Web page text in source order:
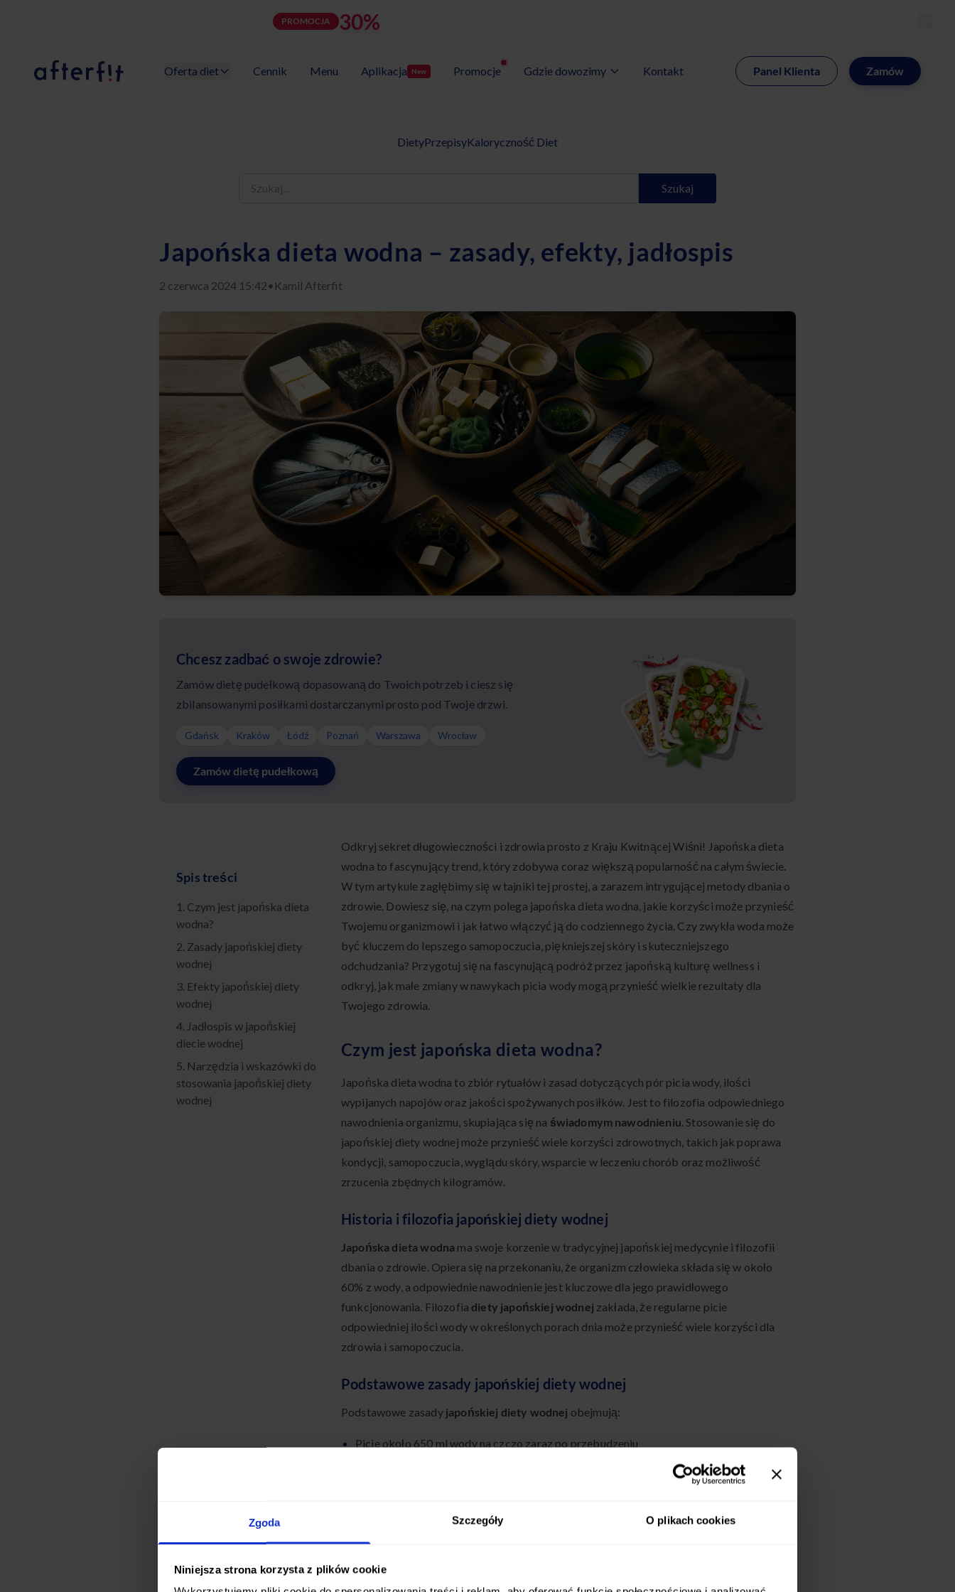
Zgoda Szczegóły O plikach cookies
Niniejsza strona korzysta z plików cookie
PROMOCJA 30%
Catering dietetyczny Afterfit
Oferta diet
Wybór Menu Gotowe programy diet
Cennik Menu Aplikacja New Promocje Gdzie dowozimy Kontakt Panel Klienta Zamów
DietyPrzepisyKaloryczność Diet
Szukaj
Japońska dieta wodna – zasady, efekty, jadłospis
2 czerwca 2024 15:42• Kamil Afterfit
Chcesz zadbać o swoje zdrowie?
Zamów dietę pudełkową dopasowaną do Twoich potrzeb i ciesz się
zbilansowanymi posiłkami dostarczanymi prosto pod Twoje drzwi.
Gdańsk Kraków Łódź Poznań Warszawa Wrocław
Zamów dietę pudełkową
Spis treści
1. Czym jest japońska dieta
wodna?
2. Zasady japońskiej diety
wodnej
3. Efekty japońskiej diety
wodnej
4. Jadłospis w japońskiej
diecie wodnej
5. Narzędzia i wskazówki do
stosowania japońskiej diety
wodnej
Odkryj sekret długowieczności i zdrowia prosto z Kraju Kwitnącej Wiśni! Japońska dieta
wodna to fascynujący trend, który zdobywa coraz większą popularność na całym świecie.
W tym artykule zagłębimy się w tajniki tej prostej, a zarazem intrygującej metody dbania o
zdrowie. Dowiesz się, na czym polega japońska dieta wodna, jakie korzyści może przynieść
Twojemu organizmowi i jak łatwo włączyć ją do codziennego życia. Czy zwykła woda może
być kluczem do lepszego samopoczucia, piękniejszej skóry i skuteczniejszego
odchudzania? Przygotuj się na fascynującą podróż przez japońską kulturę wellness i
odkryj, jak małe zmiany w nawykach picia wody mogą przynieść wielkie rezultaty dla
Twojego zdrowia.
Czym jest japońska dieta wodna?
Japońska dieta wodna to zbiór rytuałów i zasad dotyczących pór picia wody, ilości
wypijanych napojów oraz jakości spożywanych posiłków. Jest to filozofia odpowiedniego
nawodnienia organizmu, skupiająca się na świadomym nawodnieniu. Stosowanie się do
japońskiej diety wodnej może przynieść wiele korzyści zdrowotnych, takich jak poprawa
kondycji, samopoczucia, wyglądu skóry, wsparcie w leczeniu chorób oraz możliwość
zrzucenia zbędnych kilogramów.
Historia i filozofia japońskiej diety wodnej
Japońska dieta wodna ma swoje korzenie w tradycyjnej japońskiej medycynie i filozofii
dbania o zdrowie. Opiera się na przekonaniu, że organizm człowieka składa się w około
60% z wody, a odpowiednie nawodnienie jest kluczowe dla jego prawidłowego
funkcjonowania. Filozofia diety japońskiej wodnej zakłada, że regularne picie
odpowiedniej ilości wody w określonych porach dnia może przynieść wiele korzyści dla
zdrowia i samopoczucia.
Podstawowe zasady japońskiej diety wodnej
Podstawowe zasady japońskiej diety wodnej obejmują:
Picie około 650 ml wody na czczo zaraz po przebudzeniu
Dodawanie szczypty soli kamiennej do wody